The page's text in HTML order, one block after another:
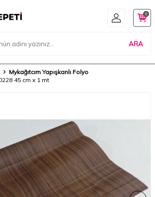
ARA
0
Mykağıtcım Yapışkanlı Folyo
45 cm x 1 mt